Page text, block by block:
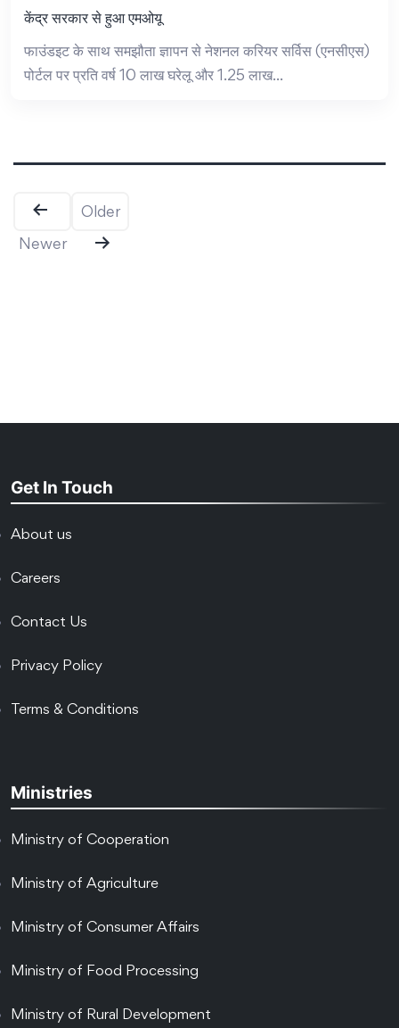
केंद्र सरकार से हुआ एमओयू
फाउंडइट के साथ समझौता ज्ञापन से नेशनल करियर सर्विस (एनसीएस)
पोर्टल पर प्रति वर्ष 10 लाख घरेलू और 1.25 लाख...
Posts
pagination
Newer
Older
Get In Touch
About us
Careers
Contact Us
Privacy Policy
Terms & Conditions
Ministries
Ministry of Cooperation
Ministry of Agriculture
Ministry of Consumer Affairs
Ministry of Food Processing
Ministry of Rural Development